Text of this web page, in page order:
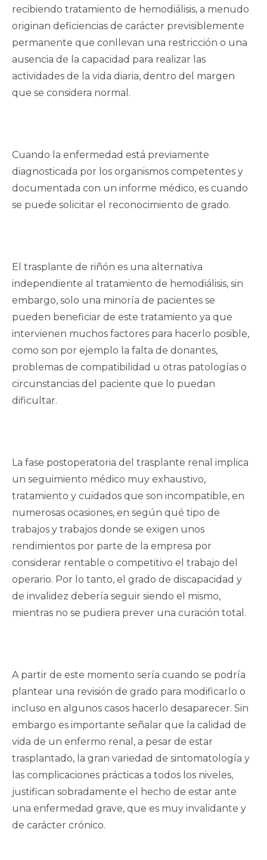
recibiendo tratamiento de hemodiálisis, a menudo
originan deficiencias de carácter previsiblemente
permanente que conllevan una restricción o una
ausencia de la capacidad para realizar las
actividades de la vida diaria, dentro del margen
que se considera normal.
Cuando la enfermedad está previamente
diagnosticada por los organismos competentes y
documentada con un informe médico, es cuando
se puede solicitar el reconocimiento de grado.
El trasplante de riñón es una alternativa
independiente al tratamiento de hemodiálisis, sin
embargo, solo una minoría de pacientes se
pueden beneficiar de este tratamiento ya que
intervienen muchos factores para hacerlo posible,
como son por ejemplo la falta de donantes,
problemas de compatibilidad u otras patologías o
circunstancias del paciente que lo puedan
dificultar.
La fase postoperatoria del trasplante renal implica
un seguimiento médico muy exhaustivo,
tratamiento y cuidados que son incompatible, en
numerosas ocasiones, en según qué tipo de
trabajos y trabajos donde se exigen unos
rendimientos por parte de la empresa por
considerar rentable o competitivo el trabajo del
operario. Por lo tanto, el grado de discapacidad y
de invalidez debería seguir siendo el mismo,
mientras no se pudiera prever una curación total.
A partir de este momento sería cuando se podría
plantear una revisión de grado para modificarlo o
incluso en algunos casos hacerlo desaparecer. Sin
embargo es importante señalar que la calidad de
vida de un enfermo renal, a pesar de estar
trasplantado, la gran variedad de sintomatología y
las complicaciones prácticas a todos los niveles,
justifican sobradamente el hecho de estar ante
una enfermedad grave, que es muy invalidante y
de carácter crónico.